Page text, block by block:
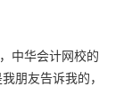
中华会计网校的
朋友告诉我的，